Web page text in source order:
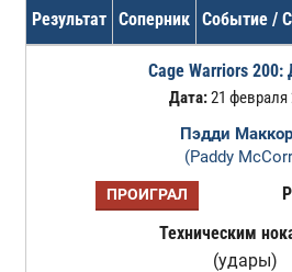
Результат Соперник Событие /
Cage Warriors 200:
Дата:21 февраля
Пэдди
(Paddy
ПРОИГРАЛ
Техническим
(удары)